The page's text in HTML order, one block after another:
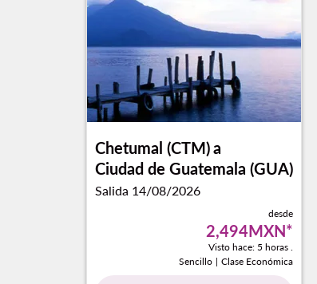
Chetumal (CTM)a
Ciudad de Guatemala (GUA)
Salida 14/08/2026
desde
2,494MXN*
Visto hace: 5 horas .
Sencillo | Clase Económica